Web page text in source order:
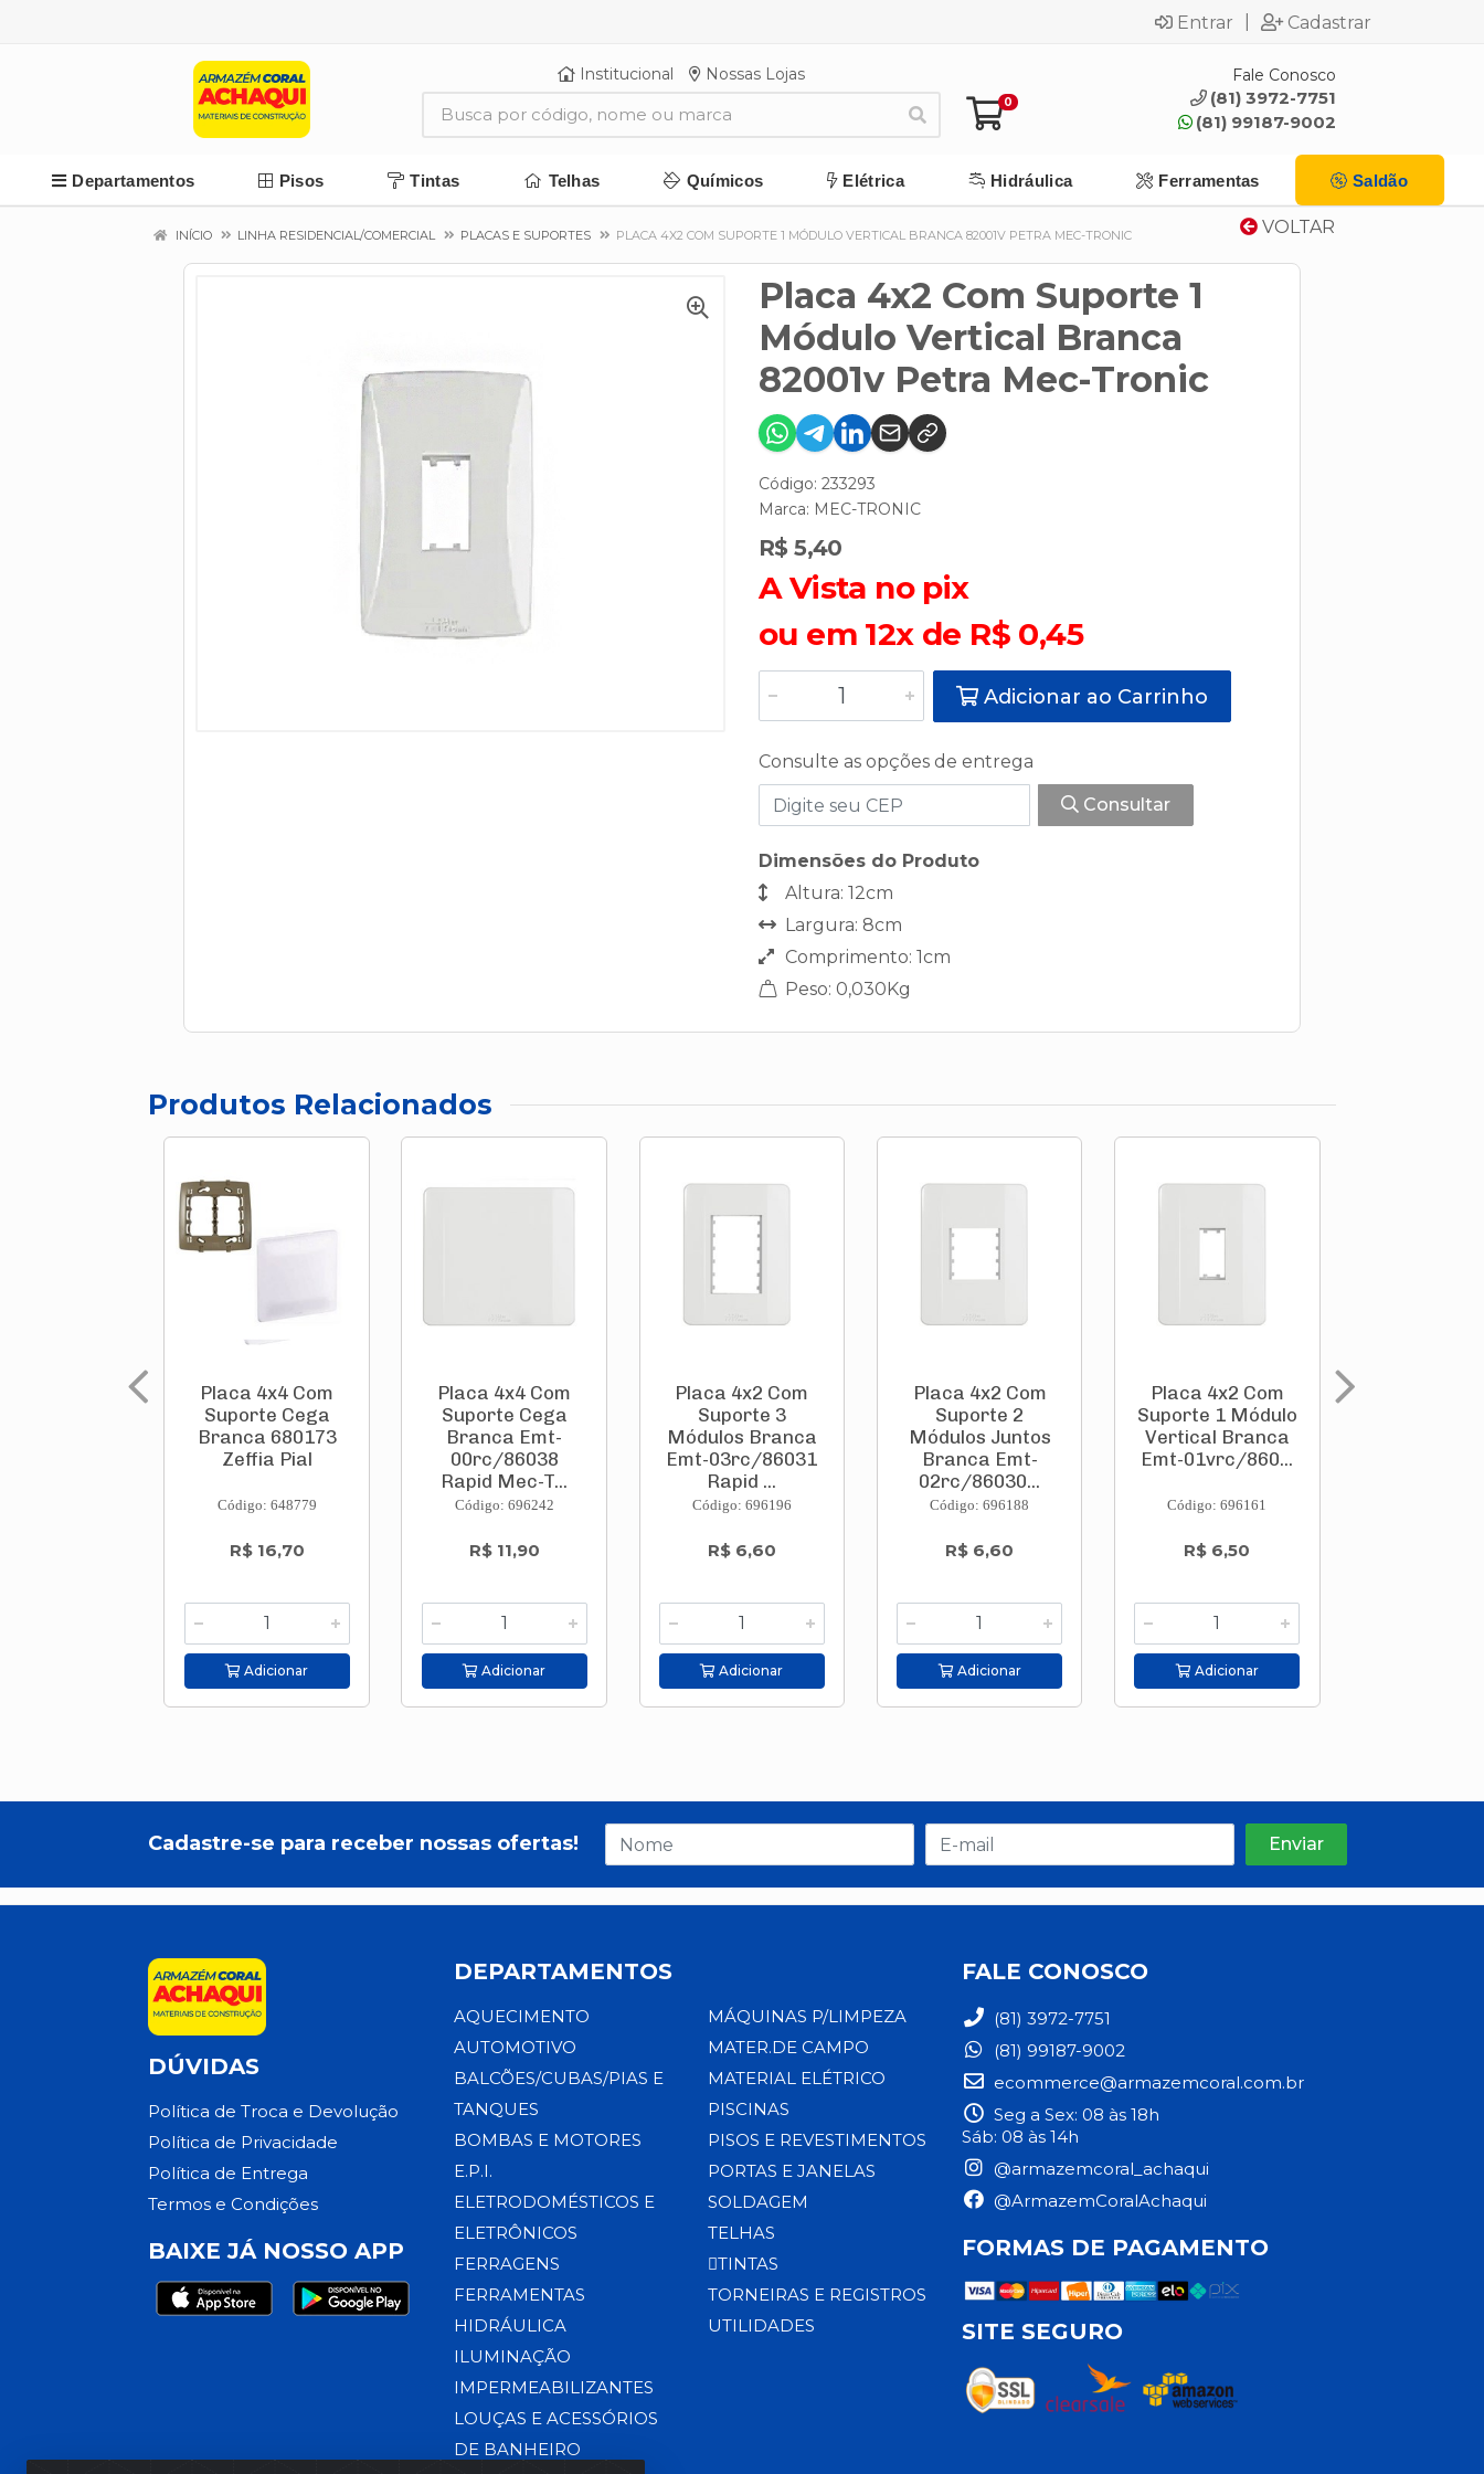
Entrar Cadastrar
Institucional Nossas Lojas
0
Fale Conosco
(81) 3972-7751
(81) 99187-9002
Departamentos Pisos Tintas Telhas Químicos Elétrica Hidráulica Ferramentas Saldão
VOLTAR
INÍCIO LINHA RESIDENCIAL/COMERCIAL PLACAS E SUPORTES PLACA 4X2 COM SUPORTE 1 MÓDULO VERTICAL BRANCA 82001V PETRA MEC-TRONIC
Placa 4x2 Com Suporte 1
Módulo Vertical Branca
82001v Petra Mec-Tronic
Código: 233293
Marca: MEC-TRONIC
R$ 5,40
A Vista no pix
ou em 12x de R$ 0,45
Adicionar ao Carrinho
Consulte as opções de entrega
Consultar
Dimensões do Produto
Altura: 12cm
Largura: 8cm
Comprimento: 1cm
Peso: 0,030Kg
Produtos Relacionados
Placa 4x4 Com
Suporte Cega
Branca 680173
Zeffia Pial
Código: 648779
R$ 16,70
Adicionar
Placa 4x4 Com
Suporte Cega
Branca Emt-
00rc/86038
Rapid Mec-T...
Código: 696242
R$ 11,90
Adicionar
Placa 4x2 Com
Suporte 3
Módulos Branca
Emt-03rc/86031
Rapid ...
Código: 696196
R$ 6,60
Adicionar
Placa 4x2 Com
Suporte 2
Módulos Juntos
Branca Emt-
02rc/86030...
Código: 696188
R$ 6,60
Adicionar
Placa 4x2 Com
Suporte 1 Módulo
Vertical Branca
Emt-01vrc/860...
Código: 696161
R$ 6,50
Adicionar
Cadastre-se para receber nossas ofertas!
DÚVIDAS
Política de Troca e Devolução
Política de Privacidade
Política de Entrega
Termos e Condições
BAIXE JÁ NOSSO APP
DEPARTAMENTOS
AQUECIMENTO
AUTOMOTIVO
BALCÕES/CUBAS/PIAS E
TANQUES
BOMBAS E MOTORES
E.P.I.
ELETRODOMÉSTICOS E
ELETRÔNICOS
FERRAGENS
FERRAMENTAS
HIDRÁULICA
ILUMINAÇÃO
IMPERMEABILIZANTES
LOUÇAS E ACESSÓRIOS
DE BANHEIRO
MÁQUINAS P/LIMPEZA
MATER.DE CAMPO
MATERIAL ELÉTRICO
PISCINAS
PISOS E REVESTIMENTOS
PORTAS E JANELAS
SOLDAGEM
TELHAS
TINTAS
TORNEIRAS E REGISTROS
UTILIDADES
FALE CONOSCO
(81) 3972-7751
(81) 99187-9002
ecommerce@armazemcoral.com.br
Seg a Sex: 08 às 18h
Sáb: 08 às 14h
@armazemcoral_achaqui
@ArmazemCoralAchaqui
FORMAS DE PAGAMENTO
SITE SEGURO